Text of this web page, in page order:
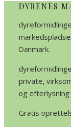
DYRENES
Danmark.
private,
og
Gratis